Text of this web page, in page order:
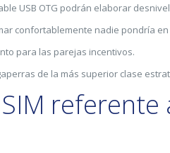
USB OTG podrán elaborar
confortablemente nadie pondrí­a
para las parejas incentivos.
de la más superior clase